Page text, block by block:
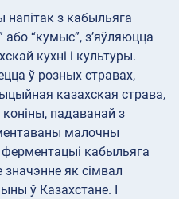
з кабыльяга
“кумыс”, з’яўляюцца
кухні і культуры.
ў розных стравах,
казахская страва,
падаванай з
малочны
кабыльяга
значэнне як сімвал
ў Казахстане. І